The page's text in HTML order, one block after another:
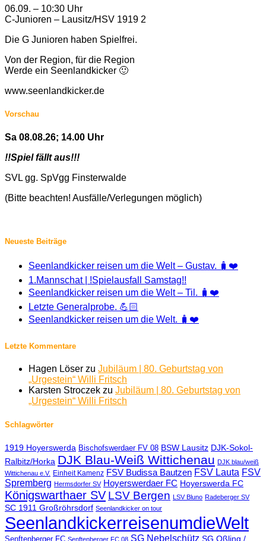
06.09. – 10:30 Uhr
C-Junioren – Lausitz/HSV 1919 2
Die G Junioren haben Spielfrei.
Von der Region, für die Region
Werde ein Seenlandkicker 🙂
www.seenlandkicker.de
Vorschau
Sa 08.08.26; 14.00 Uhr
!!Spiel fällt aus!!!
SVL gg. SpVgg Finsterwalde
(Bitte beachten! Ausfälle/Verlegungen möglich)
Neueste Beiträge
Seenlandkicker reisen um die Welt – Gustav. 🧳❤️
1.Mannschat | !Spielausfall Samstag!!
Seenlandkicker reisen um die Welt – Til. 🧳❤️
Letzte Generalprobe. 💪🏻
Seenlandkicker reisen um die Welt. 🧳❤️
Letzte Kommentare
Hagen Löser zu Jubiläum | 80. Geburtstag von
„Urgestein“ Willi Fritsch
Karsten Stroczek zu Jubiläum | 80. Geburtstag von
„Urgestein“ Willi Fritsch
Schlagwörter
1919 Hoyerswerda Bischofswerdaer FV 08 BSW Lausitz DJK-Sokol-
Ralbitz/Horka DJK Blau-Weiß Wittichenau DJK blau/weiß
Wittichenau e.V. Einheit Kamenz FSV Budissa Bautzen FSV Lauta FSV
Spremberg Hermsdorfer SV Hoyerswerdaer FC Hoyerswerda FC
Königswarthaer SV LSV Bergen LSV Bluno Radeberger SV
SC 1911 Großröhrsdorf Seenlandkicker on tour
SeenlandkickerreisenumdieWelt
Senftenberger FC Senftenberger FC 08 SG Nebelschütz SG Oßling /